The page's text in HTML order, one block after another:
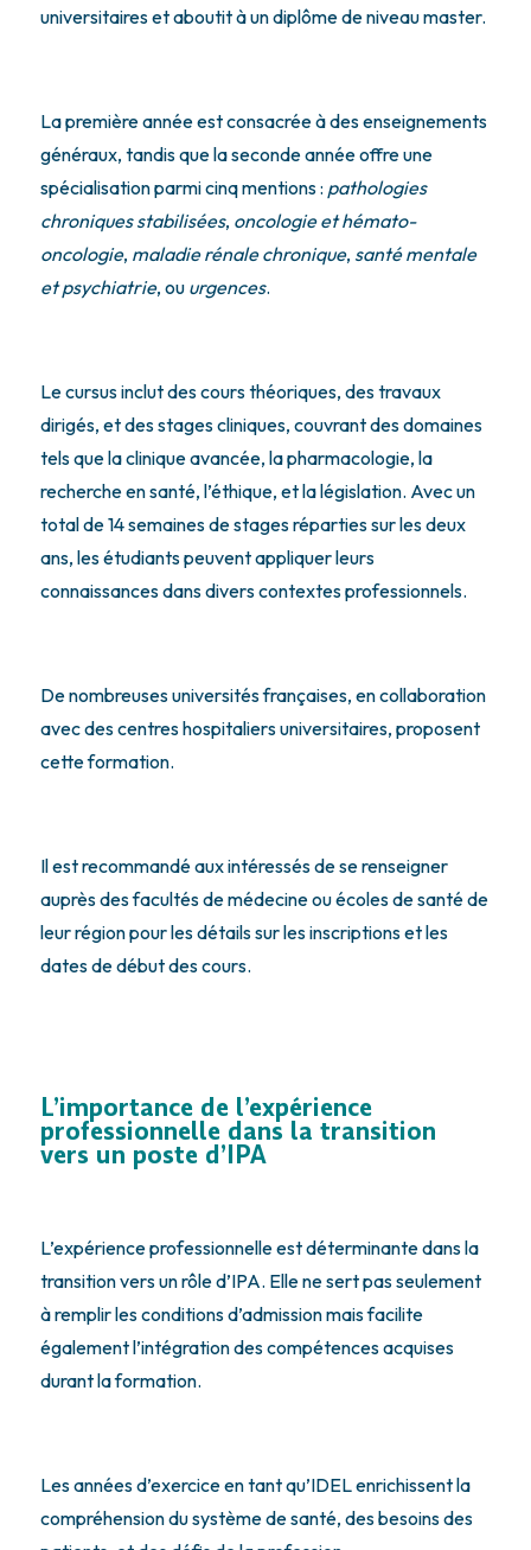
universitaires et aboutit à un diplôme de niveau master.
La première année est consacrée à des enseignements
généraux, tandis que la seconde année offre une
spécialisation parmi cinq mentions : pathologies
chroniques stabilisées, oncologie et hémato-
oncologie, maladie rénale chronique, santé mentale
et psychiatrie, ou urgences.
Le cursus inclut des cours théoriques, des travaux
dirigés, et des stages cliniques, couvrant des domaines
tels que la clinique avancée, la pharmacologie, la
recherche en santé, l’éthique, et la législation. Avec un
total de 14 semaines de stages réparties sur les deux
ans, les étudiants peuvent appliquer leurs
connaissances dans divers contextes professionnels.
De nombreuses universités françaises, en collaboration
avec des centres hospitaliers universitaires, proposent
cette formation.
Il est recommandé aux intéressés de se renseigner
auprès des facultés de médecine ou écoles de santé de
leur région pour les détails sur les inscriptions et les
dates de début des cours.
L’importance de l’expérience
professionnelle dans la transition
vers un poste d’IPA
L’expérience professionnelle est déterminante dans la
transition vers un rôle d’IPA. Elle ne sert pas seulement
à remplir les conditions d’admission mais facilite
également l’intégration des compétences acquises
durant la formation.
Les années d’exercice en tant qu’IDEL enrichissent la
compréhension du système de santé, des besoins des